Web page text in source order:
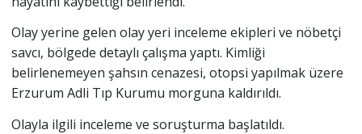
Olay yerine gelen olay yeri inceleme ekipleri ve nöbetçi
savcı, bölgede detaylı çalışma yaptı. Kimliği
belirlenemeyen şahsın cenazesi, otopsi yapılmak üzere
Erzurum Adli Tıp Kurumu morguna kaldırıldı.
Olayla ilgili inceleme ve soruşturma başlatıldı.